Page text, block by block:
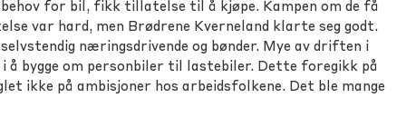
for bil, fikk tillatelse til å kjøpe. Kampen om de få
var hard, men Brødrene Kverneland klarte seg godt.
næringsdrivende og bønder. Mye av driften i
å bygge om personbiler til lastebiler. Dette foregikk på
ikke på ambisjoner hos arbeidsfolkene. Det ble mange